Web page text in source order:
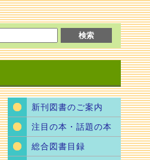
新刊図書のご案内
注目の本・話題の本
総合図書目録